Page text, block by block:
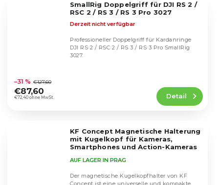
SmallRig Doppelgriff für DJI RS 2 /
RSC 2 / RS 3 / RS 3 Pro 3027
durchschnittliche
Produktbewertung
ist
Derzeit nicht verfügbar
€72,40 ohne MwSt.
–31 % €127,60
€87,60 Detail
Professioneller Doppelgriff für Kardanringe
DJI RS 2 / RSC 2 / RS 3 / RS 3 Pro SmallRig
3027.
KF Concept Magnetische Halterung
mit Kugelkopf für Kameras,
Smartphones und Action-Kameras
AUF LAGER IN PRAG
Der magnetische Kugelkopfhalter von KF
Concept ist eine universelle und kompakte